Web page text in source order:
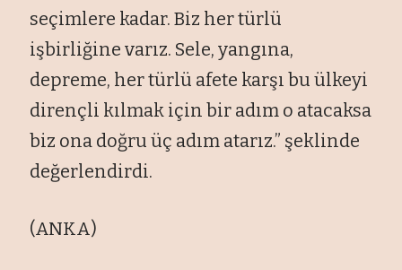
seçimlere kadar. Biz her türlü
işbirliğine varız. Sele, yangına,
depreme, her türlü afete karşı buülkeyi
dirençli kılmak için bir adım o atacaksa
biz ona doğruüç adım atarız.” şeklinde
değerlendirdi.
(ANKA)